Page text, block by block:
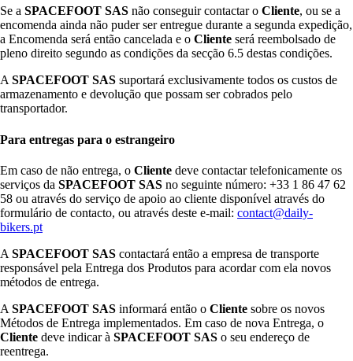
Se a SPACEFOOT SAS não conseguir contactar o Cliente, ou se a
encomenda ainda não puder ser entregue durante a segunda expedição,
a Encomenda será então cancelada e o Cliente será reembolsado de
pleno direito segundo as condições da secção 6.5 destas condições.
A SPACEFOOT SAS suportará exclusivamente todos os custos de
armazenamento e devolução que possam ser cobrados pelo
transportador.
Para entregas para o estrangeiro
Em caso de não entrega, o Cliente deve contactar telefonicamente os
serviços da SPACEFOOT SAS no seguinte número: +33 1 86 47 62
58 ou através do serviço de apoio ao cliente disponível através do
formulário de contacto, ou através deste e-mail: contact@daily-
bikers.pt
A SPACEFOOT SAS contactará então a empresa de transporte
responsável pela Entrega dos Produtos para acordar com ela novos
métodos de entrega.
A SPACEFOOT SAS informará então o Cliente sobre os novos
Métodos de Entrega implementados. Em caso de nova Entrega, o
Cliente deve indicar à SPACEFOOT SAS o seu endereço de
reentrega.